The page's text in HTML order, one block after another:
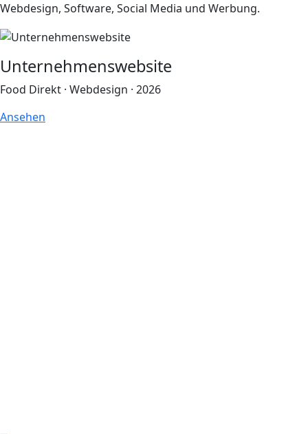
Webdesign, Software, Social Media und Werbung.
Unternehmenswebsite
Food Direkt · Webdesign · 2026
Ansehen